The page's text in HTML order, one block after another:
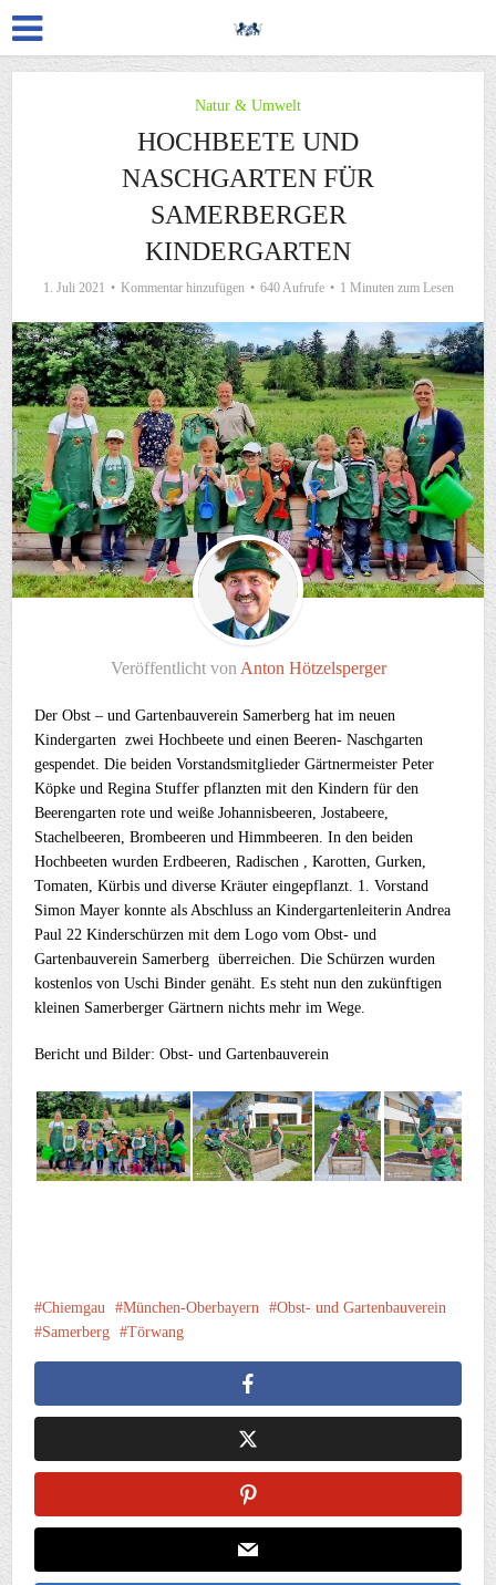
Natur & Umwelt
HOCHBEETE UND
NASCHGARTEN FÜR
SAMERBERGER
KINDERGARTEN
1. Juli 2021 Kommentar hinzufügen 640 Aufrufe 1 Minuten zum Lesen
Veröffentlicht von Anton Hötzelsperger
Der Obst – und Gartenbauverein Samerberg hat im neuen
Kindergarten zwei Hochbeete und einen Beeren- Naschgarten
gespendet. Die beiden Vorstandsmitglieder Gärtnermeister Peter
Köpke und Regina Stuffer pflanzten mit den Kindern für den
Beerengarten rote und weiße Johannisbeeren, Jostabeere,
Stachelbeeren, Brombeeren und Himmbeeren. In den beiden
Hochbeeten wurden Erdbeeren, Radischen , Karotten, Gurken,
Tomaten, Kürbis und diverse Kräuter eingepflanzt. 1. Vorstand
Simon Mayer konnte als Abschluss an Kindergartenleiterin Andrea
Paul 22 Kinderschürzen mit dem Logo vom Obst- und
Gartenbauverein Samerberg überreichen. Die Schürzen wurden
kostenlos von Uschi Binder genäht. Es steht nun den zukünftigen
kleinen Samerberger Gärtnern nichts mehr im Wege.
Bericht und Bilder: Obst- und Gartenbauverein
Chiemgau München-Oberbayern
Obst- und Gartenbauverein
Samerberg
Törwang